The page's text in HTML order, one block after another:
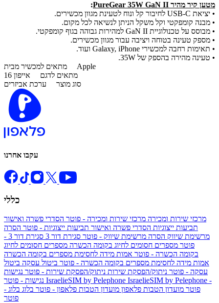
מטען קיר מהיר PureGear 35W GaN II
:
• יציאת USB-C לחיבור קל ונוח לטעינת מגוון מכשירים.
• מבנה קומפקטי וקל משקל הניתן לנשיאה לכל מקום.
• מבוסס על טכנולוגיית GaN II למהירות גבוהה בגוף קומפקטי.
• מספק טעינה בטוחה ויציבה עבור מגוון מכשירים.
• תאימות רחבה למכשירי Galaxy, iPhone ועוד.
• טעינה מהירה בהספק של 35W.
מתאים למכשיר מבית Apple
מתאים לדגם אייפון 16
סוג מוצר ערכת אביזרים
עקבו אחרנו
כללי
מרכזי שירות ומכירה מרכזי שירות ומכירה - פוטר הסדרי פשרה ואישור
תביעות ייצוגיות הסדרי פשרה ואישור תביעות ייצוגיות - פוטר הסרה
מרשימת שיווק הסרה מרשימת שיווק - פוטר סגירת דור 3
סגירת דור 3 -
פוטר מספרים חסומים לחיוג בקומה הכשרה מספרים חסומים לחיוג
בקומה הכשרה - פוטר אמות מידה לחסימת מספרים בקומה הכשרה
אמות מידה לחסימת מספרים בקומה הכשרה - פוטר ביטול עסקה ביטול
עסקה - פוטר ניתוק/הפסקת שירות ניתוק/הפסקת שירות - פוטר נגישות
IsraelieSIM by Pelephone IsraelieSIM by Pelephone -
פוטר מועדון הטבות פלאפון מועדון הטבות פלאפון - פוטר בלוג בלוג -
פוטר